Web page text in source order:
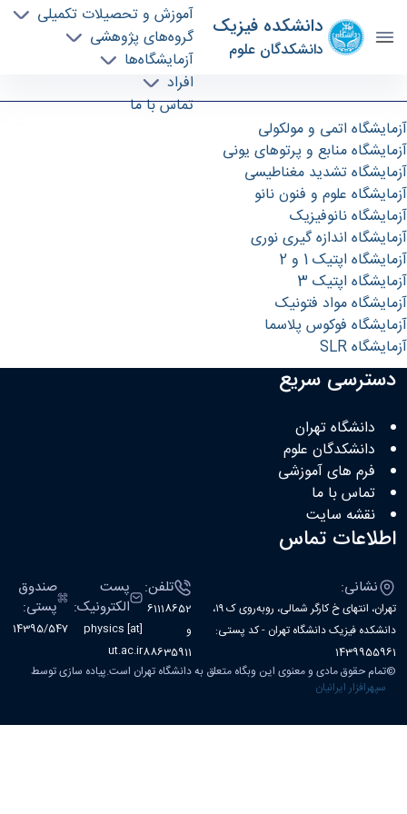
دانشکده فیزیک
دانشکدگان علوم
آموزش و تحصیلات تکمیلی
گروه‌های پژوهشی
آزمایشگاه‌ها
افراد
تماس با ما
آزمایشگاه اتمی و مولکولی
آزمایشگاه منابع و پرتوهای یونی
آزمایشگاه تشدید مغناطیسی
آزمایشگاه علوم و فنون نانو
آزمایشگاه نانوفیزیک
آزمایشگاه اندازه گیری نوری
آزمایشگاه اپتیک 1 و 2
آزمایشگاه اپتیک 3
آزمایشگاه مواد فتونیک
آزمایشگاه فوکوس پلاسما
آزمایشگاه SLR
دسترسی سریع
دانشگاه تهران
دانشکدگان علوم
فرم های آموزشی
تماس با ما
نقشه سایت
اطلاعات تماس
نشانی:
تهران، انتهای خ کارگر شمالی، روبه‌روی ک ۱۹،
دانشکده فیزیک دانشگاه تهران - کد پستی:
1439955961
تلفن:
61118652
و
88635911
پست
الکترونیک:
physics [at]
ut.ac.ir
صندوق
پستی:
14395/547
©تمام حقوق مادی و معنوی این وبگاه متعلق به دانشگاه تهران است.پیاده سازی توسط
سپهرافزار ایرانیان